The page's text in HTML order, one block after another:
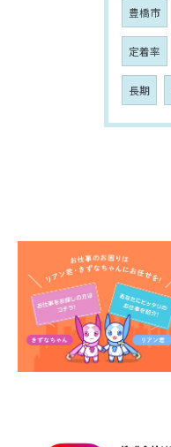
豊橋市
定着率
長期